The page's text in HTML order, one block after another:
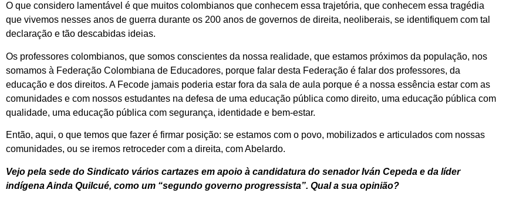
O que considero lamentável é que muitos colombianos que conhecem essa trajetória, que conhecem essa tragédia
que vivemos nesses anos de guerra durante os 200 anos de governos de direita, neoliberais, se identifiquem com tal
declaração e tão descabidas ideias.
Os professores colombianos, que somos conscientes da nossa realidade, que estamos próximos da população, nos
somamos à Federação Colombiana de Educadores, porque falar desta Federação é falar dos professores, da
educação e dos direitos. A Fecode jamais poderia estar fora da sala de aula porque é a nossa essência estar com as
comunidades e com nossos estudantes na defesa de uma educação pública como direito, uma educação pública com
qualidade, uma educação pública com segurança, identidade e bem-estar.
Então, aqui, o que temos que fazer é firmar posição: se estamos com o povo, mobilizados e articulados com nossas
comunidades, ou se iremos retroceder com a direita, com Abelardo.
Vejo pela sede do Sindicato vários cartazes em apoio à candidatura do senador Iván Cepeda e da líder
indígena Ainda Quilcué, como um “segundo governo progressista”. Qual a sua opinião?